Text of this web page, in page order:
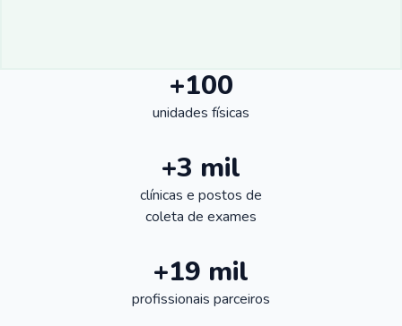
+100
unidades físicas
+3 mil
clínicas e postos de
coleta de exames
+19 mil
profissionais parceiros